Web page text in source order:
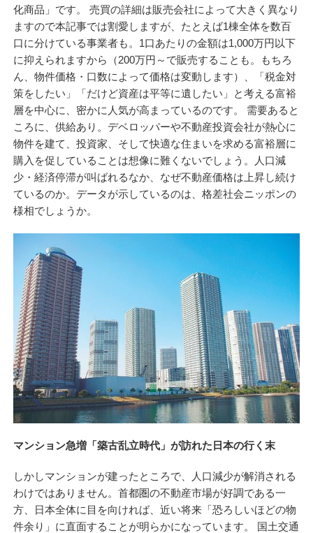
化商品」です。 売買の詳細は販売会社によって大きく異なり
ますので本記事では割愛しますが、たとえば1棟全体を数百
口に分けている事業者も。1口あたりの金額は1,000万円以下
に抑えられますから（200万円～で販売することも。もちろ
ん、物件価格・口数によって価格は変動します）、「税金対
策をしたい」「だけど資産は平等に遺したい」と考える富裕
層を中心に、密かに人気が高まっているのです。 需要あると
ころに、供給あり。デベロッパーや不動産投資会社が熱心に
物件を建て、投資家、そして快適な住まいを求める富裕層に
購入を促していることは想像に難くないでしょう。人口減
少・経済停滞が叫ばれるなか、なぜ不動産価格は上昇し続け
ているのか。データが示しているのは、格差社会ニッポンの
様相でしょうか。
マンション急増「築古乱立時代」が訪れた日本の行く末
しかしマンションが建ったところで、人口減少が解消される
わけではありません。首都圏の不動産市場が好調である一
方、日本全体に目を向ければ、近い将来「恐ろしいほどの物
件余り」に直面することが明らかになっています。 国土交通